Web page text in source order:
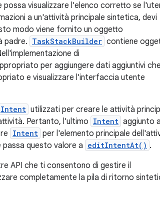
possa visualizzare l'elenco corretto se
a un'attività principale sintetica, devi
modo viene fornito un oggetto
padre. TaskStackBuilder contiene
di
per aggiungere dati aggiuntivi che
e visualizzare l'interfaccia utente
Intent utilizzati per creare le attività
Pertanto, l'ultimo Intent aggiunto
Intent per l'elemento principale
passa questo valore a editIntentAt() .
API che ti consentono di gestire il
completamente la pila di ritorno